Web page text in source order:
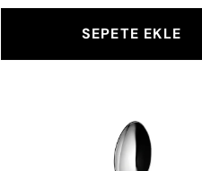
SEPETE EKLE
Kahve
Kaşık